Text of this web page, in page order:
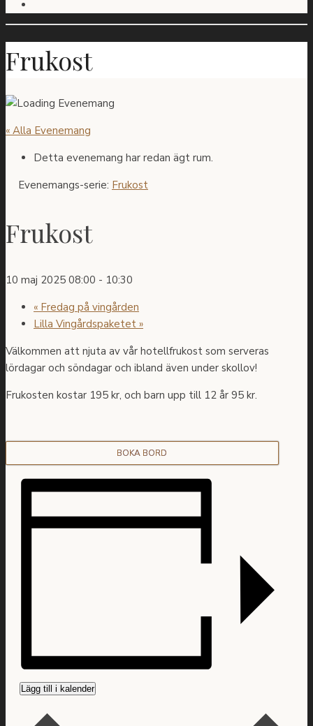
Frukost
« Alla Evenemang
Detta evenemang har redan ägt rum.
Evenemangs-serie: Frukost
Frukost
10 maj 2025 08:00 - 10:30
« Fredag på vingården
Lilla Vingårdspaketet »
Välkommen att njuta av vår hotellfrukost som serveras
lördagar och söndagar och ibland även under skollov!
Frukosten kostar 195 kr, och barn upp till 12 år 95 kr.
BOKA BORD
Lägg till i kalender